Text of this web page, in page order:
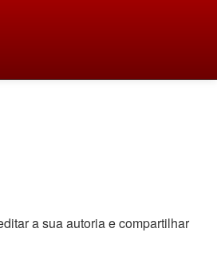
a sua autoria e compartilhar